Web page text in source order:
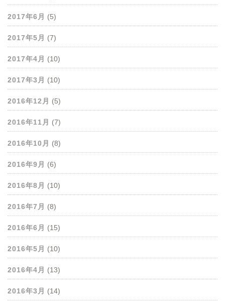
2017年6月 (5)
2017年5月 (7)
2017年4月 (10)
2017年3月 (10)
2016年12月 (5)
2016年11月 (7)
2016年10月 (8)
2016年9月 (6)
2016年8月 (10)
2016年7月 (8)
2016年6月 (15)
2016年5月 (10)
2016年4月 (13)
2016年3月 (14)